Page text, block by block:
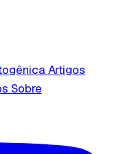
Artigos
Sobre